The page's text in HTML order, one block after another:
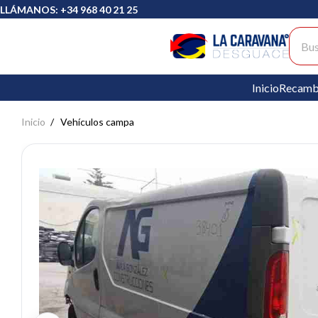
LLÁMANOS: +34 968 40 21 25
Inicio
Inicio Vehículos campa